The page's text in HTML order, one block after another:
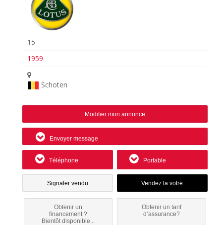
15
1959
Schoten
Modifier mon annonce
Envoyer message
Téléphone Portable
Signaler vendu
Obtenir un
financement ?
Bientôt disponible...
Obtenir un tarif
d’assurance?